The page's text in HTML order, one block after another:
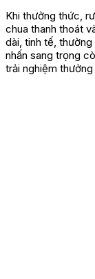
Khi thưởng thức,
chua thanh thoát
dài, tinh tế,
nhấn sang trọng
trải nghiệm